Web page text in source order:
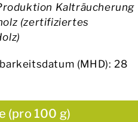
Kalträucherung
(zertifiziertes
(MHD): 28
(pro 100 g)